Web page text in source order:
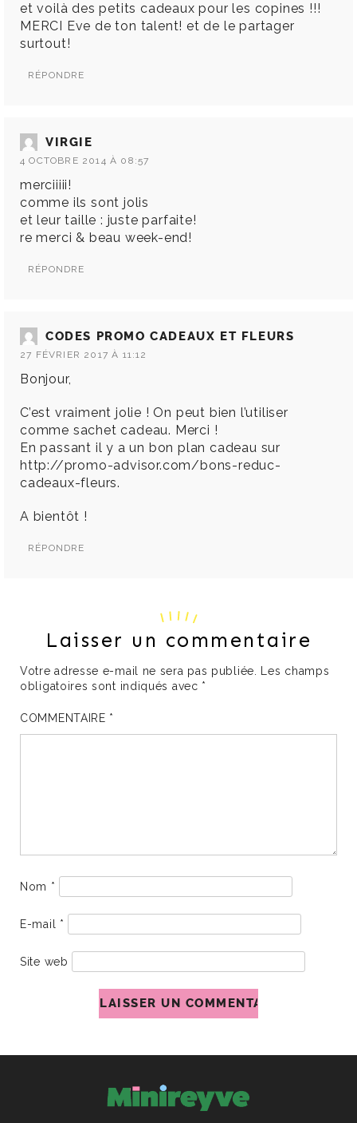
et voilà des petits cadeaux pour les copines !!!
MERCI Eve de ton talent! et de le partager
surtout!
RÉPONDRE
VIRGIE
4 OCTOBRE 2014 À 08:57
merciiiii!
comme ils sont jolis
et leur taille : juste parfaite!
re merci & beau week-end!
RÉPONDRE
CODES PROMO CADEAUX ET FLEURS
27 FÉVRIER 2017 À 11:12
Bonjour,
C’est vraiment jolie ! On peut bien l’utiliser
comme sachet cadeau. Merci !
En passant il y a un bon plan cadeau sur
http://promo-advisor.com/bons-reduc-
cadeaux-fleurs.
A bientôt !
RÉPONDRE
Laisser un commentaire
Votre adresse e-mail ne sera pas publiée. Les champs
obligatoires sont indiqués avec *
COMMENTAIRE *
Nom *
E-mail *
Site web